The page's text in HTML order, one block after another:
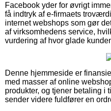
Facebook yder for øvrigt
få indtryk af e-firmaets
internet webshops som gør
af virksomhedens service,
vurdering af hvor glade
Denne hjemmeside er
med masser af online
produkter, og tjener betaling i
sender videre fuldfører en